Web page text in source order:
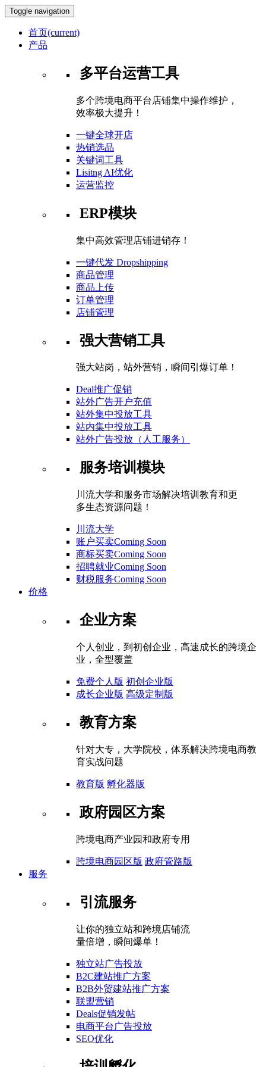
Toggle navigation
首页(current)
产品
多平台运营工具
多个跨境电商平台店铺集中操作维护，
效率极大提升！
一键全球开店
热销选品
关键词工具
Lisitng AI优化
运营监控
ERP模块
集中高效管理店铺进销存！
一键代发 Dropshipping
商品管理
商品上传
订单管理
店铺管理
强大营销工具
强大站岗，站外营销，瞬间引爆订单！
Deal推广促销
站外广告开户充值
站外集中投放工具
站内集中投放工具
站外广告投放（人工服务）
服务培训模块
川流大学和服务市场解决培训教育和更
多生态资源问题！
川流大学
账户买卖Coming Soon
商标买卖Coming Soon
招聘就业Coming Soon
财税服务Coming Soon
价格
企业方案
个人创业，到初创企业，高速成长的跨境企
业，全型覆盖
免费个人版 初创企业版
成长企业版 高级定制版
教育方案
针对大专，大学院校，体系解决跨境电商教
育实战问题
教育版 孵化器版
政府园区方案
跨境电商产业园和政府专用
跨境电商园区版 政府管路版
服务
引流服务
让你的独立站和跨境店铺流
量倍增，瞬间爆单！
独立站广告投放
B2C建站推广方案
B2B外贸建站推广方案
联盟营销
Deals促销发帖
电商平台广告投放
SEO优化